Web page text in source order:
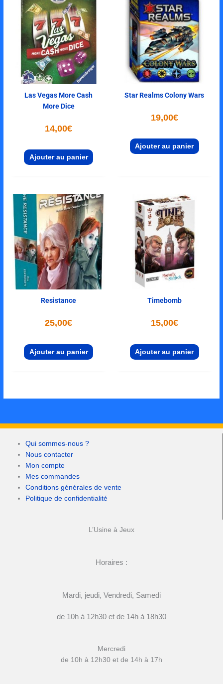
Las Vegas More Cash
More Dice
14,00€
Ajouter au panier
Star Realms Colony Wars
19,00€
Ajouter au panier
Resistance
25,00€
Ajouter au panier
Timebomb
15,00€
Ajouter au panier
Qui sommes-nous ?
Nous contacter
Mon compte
Mes commandes
Conditions générales de vente
Politique de confidentialité
L’Usine à Jeux
Horaires :
Mardi, jeudi, Vendredi, Samedi
de 10h à 12h30 et de 14h à 18h30
Mercredi
de 10h à 12h30 et de 14h à 17h